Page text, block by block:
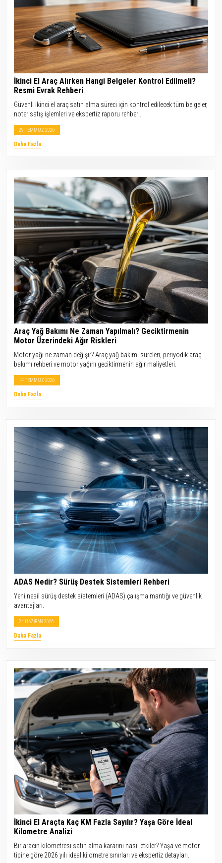
İkinci El Araç Alırken Hangi Belgeler Kontrol Edilmeli?
Resmi Evrak Rehberi
Güvenli ikinci el araç satın alma süreci için kontrol edilecek tüm belgeler,
noter satış işlemleri ve ekspertiz raporu rehberi.
29 TEMMUZ 2026
Daha Fazla
Araç Yağ Bakımı Ne Zaman Yapılmalı? Geciktirmenin
Motor Üzerindeki Ağır Riskleri
Motor yağı ne zaman değişir? Araç yağ bakımı süreleri, periyodik araç
bakımı rehberi ve motor yağını geciktirmenin ağır maliyetleri.
14 TEMMUZ 2026
Daha Fazla
ADAS Nedir? Sürüş Destek Sistemleri Rehberi
Yeni nesil sürüş destek sistemleri (ADAS) çalışma mantığı ve güvenlik
avantajları.
24 HAZİRAN 2026
Daha Fazla
İkinci El Araçta Kaç KM Fazla Sayılır? Yaşa Göre İdeal
Kilometre Analizi
Bir aracın kilometresi satın alma kararını nasıl etkiler? Yaşa ve motor
tipine göre 2026 yılı ideal kilometre sınırları ve ekspertiz detayları.